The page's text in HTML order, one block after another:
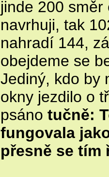
jinde 200
navrhuji, tak
nahradí 144,
obejdeme se
Jediný, kdo by
okny jezdilo o
psáno tučně:
fungovala
přesně se tím